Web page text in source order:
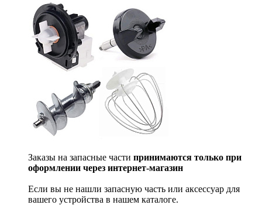
Заказы на запасные части принимаются только при
оформлении через интернет-магазин
Если вы не нашли запасную часть или аксессуар для
вашего устройства в нашем каталоге.